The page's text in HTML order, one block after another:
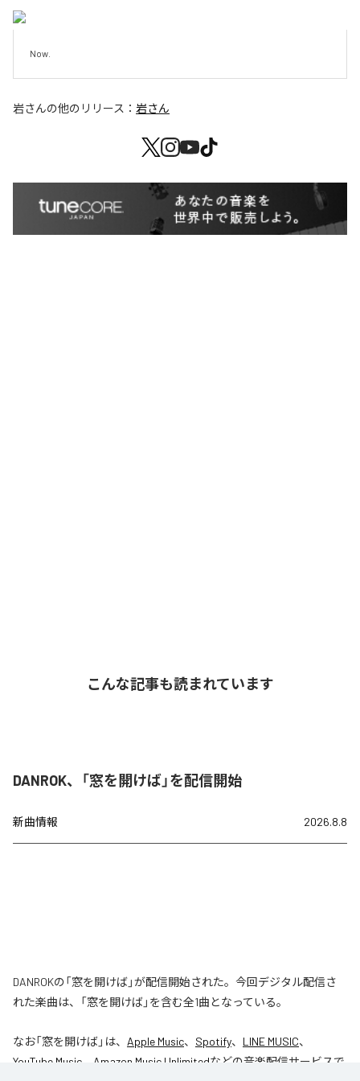
Now.
岩さんの他のリリース： 岩さん
こんな記事も読まれています
DANROK、「窓を開けば」を配信開始
新曲情報 2026.8.8
DANROKの「窓を開けば」が配信開始された。今回デジタル配信さ
れた楽曲は、「窓を開けば」を含む全1曲となっている。
なお「窓を開けば」は、 Apple Music、 Spotify、 LINE MUSIC、
YouTube Music
Amazon Music Unlimitedなどの音楽配信サービスで